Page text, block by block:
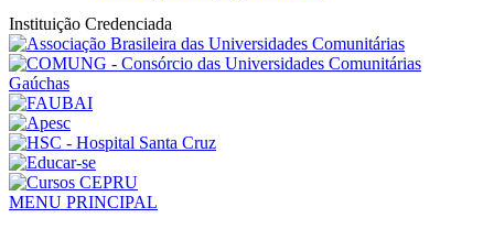
Instituição Credenciada
MENU PRINCIPAL